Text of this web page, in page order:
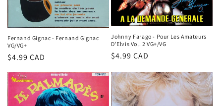
Fernand Gignac - Fernand Gignac
VG/VG+
Prix
$4.99 CAD
Johnny Farago - Pour Les Amateurs
D'Elvis Vol. 2 VG+/VG
Prix
$4.99 CAD